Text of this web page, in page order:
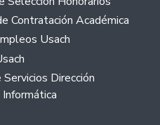
Contratación Académica
Usach
Dirección